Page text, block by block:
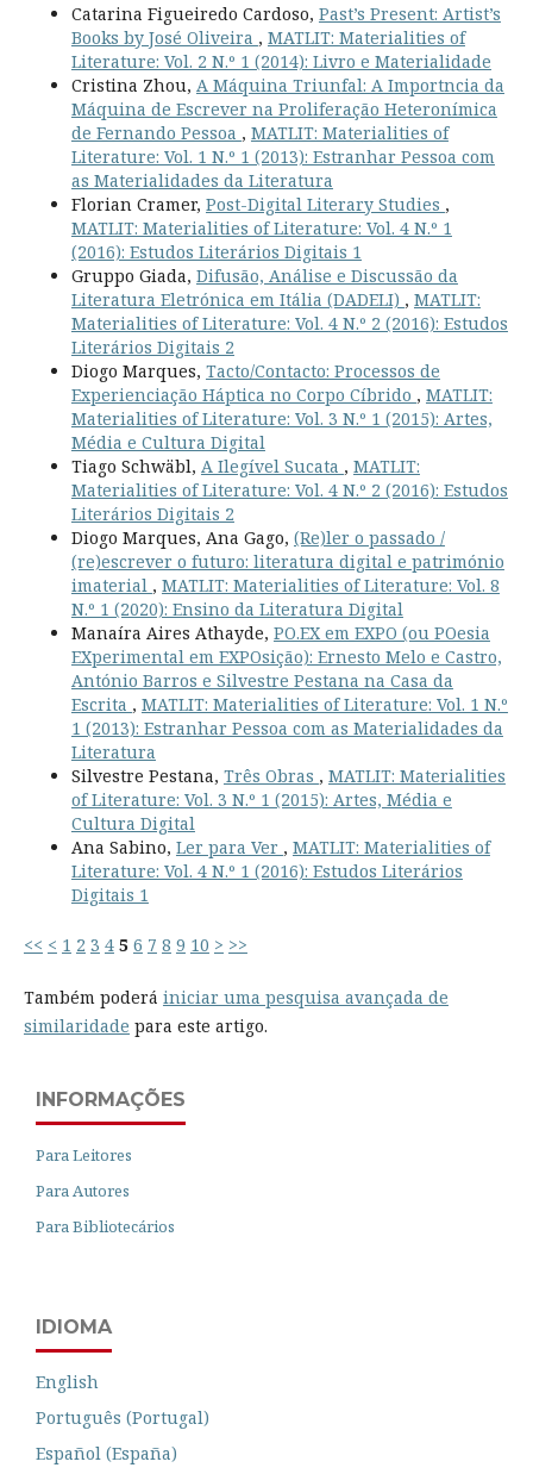
Catarina Figueiredo Cardoso, Past’s Present: Artist’s
Books by José Oliveira , MATLIT: Materialities of
Literature: Vol. 2 N.º 1 (2014): Livro e Materialidade
Cristina Zhou, A Máquina Triunfal: A Importncia da
Máquina de Escrever na Proliferação Heteronímica
de Fernando Pessoa , MATLIT: Materialities of
Literature: Vol. 1 N.º 1 (2013): Estranhar Pessoa com
as Materialidades da Literatura
Florian Cramer, Post-Digital Literary Studies ,
MATLIT: Materialities of Literature: Vol. 4 N.º 1
(2016): Estudos Literários Digitais 1
Gruppo Giada, Difusão, Análise e Discussão da
Literatura Eletrónica em Itália (DADELI) , MATLIT:
Materialities of Literature: Vol. 4 N.º 2 (2016): Estudos
Literários Digitais 2
Diogo Marques, Tacto/Contacto: Processos de
Experienciação Háptica no Corpo Cíbrido , MATLIT:
Materialities of Literature: Vol. 3 N.º 1 (2015): Artes,
Média e Cultura Digital
Tiago Schwäbl, A Ilegível Sucata , MATLIT:
Materialities of Literature: Vol. 4 N.º 2 (2016): Estudos
Literários Digitais 2
Diogo Marques, Ana Gago, (Re)ler o passado /
(re)escrever o futuro: literatura digital e património
imaterial , MATLIT: Materialities of Literature: Vol. 8
N.º 1 (2020): Ensino da Literatura Digital
Manaíra Aires Athayde, PO.EX em EXPO (ou POesia
EXperimental em EXPOsição): Ernesto Melo e Castro,
António Barros e Silvestre Pestana na Casa da
Escrita , MATLIT: Materialities of Literature: Vol. 1 N.º
1 (2013): Estranhar Pessoa com as Materialidades da
Literatura
Silvestre Pestana, Três Obras , MATLIT: Materialities
of Literature: Vol. 3 N.º 1 (2015): Artes, Média e
Cultura Digital
Ana Sabino, Ler para Ver , MATLIT: Materialities of
Literature: Vol. 4 N.º 1 (2016): Estudos Literários
Digitais 1
<< < 1 2 3 4 5 6 7 8 9 10 > >>
Também poderá iniciar uma pesquisa avançada de
similaridade para este artigo.
INFORMAÇÕES
Para Leitores
Para Autores
Para Bibliotecários
IDIOMA
English
Português (Portugal)
Español (España)